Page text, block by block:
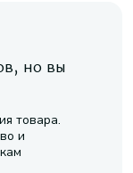
но вы
товара.
и